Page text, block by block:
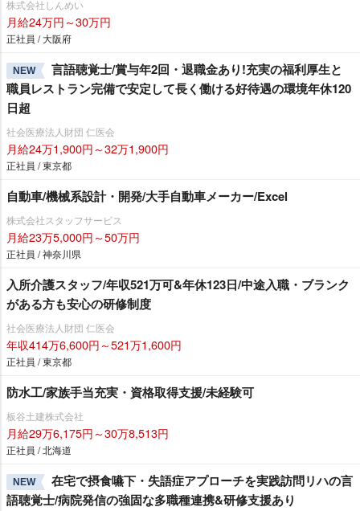
株式会社しんめい
月給24万円～30万円
正社員 / 大阪府
NEW
言語聴覚士/賞与年2回・退職金あり!充実の福利厚生と
職員レストラン完備で安定して長く働ける好待遇の環境年休120
日超
社会医療法人財団 仁医会
月給24万1,900円～32万1,900円
正社員 / 東京都
自動車/機械系設計・開発/大手自動車メーカー/Excel
株式会社スタッフサービス
月給23万5,000円～50万円
正社員 / 神奈川県
入所介護スタッフ/年収521万可&年休123日/中途入職・ブランク
がある方も安心の研修制度
社会医療法人財団 仁医会
年収414万6,600円～521万1,600円
正社員 / 東京都
防水工/家族手当充実・資格取得支援/未経験可
板谷土建株式会社
月給29万6,175円～30万8,513円
正社員 / 北海道
NEW
在宅で摂食嚥下・失語症アプローチを実践訪問リハの言
語聴覚士/病院発信の強固な多職種連携&研修支援あり